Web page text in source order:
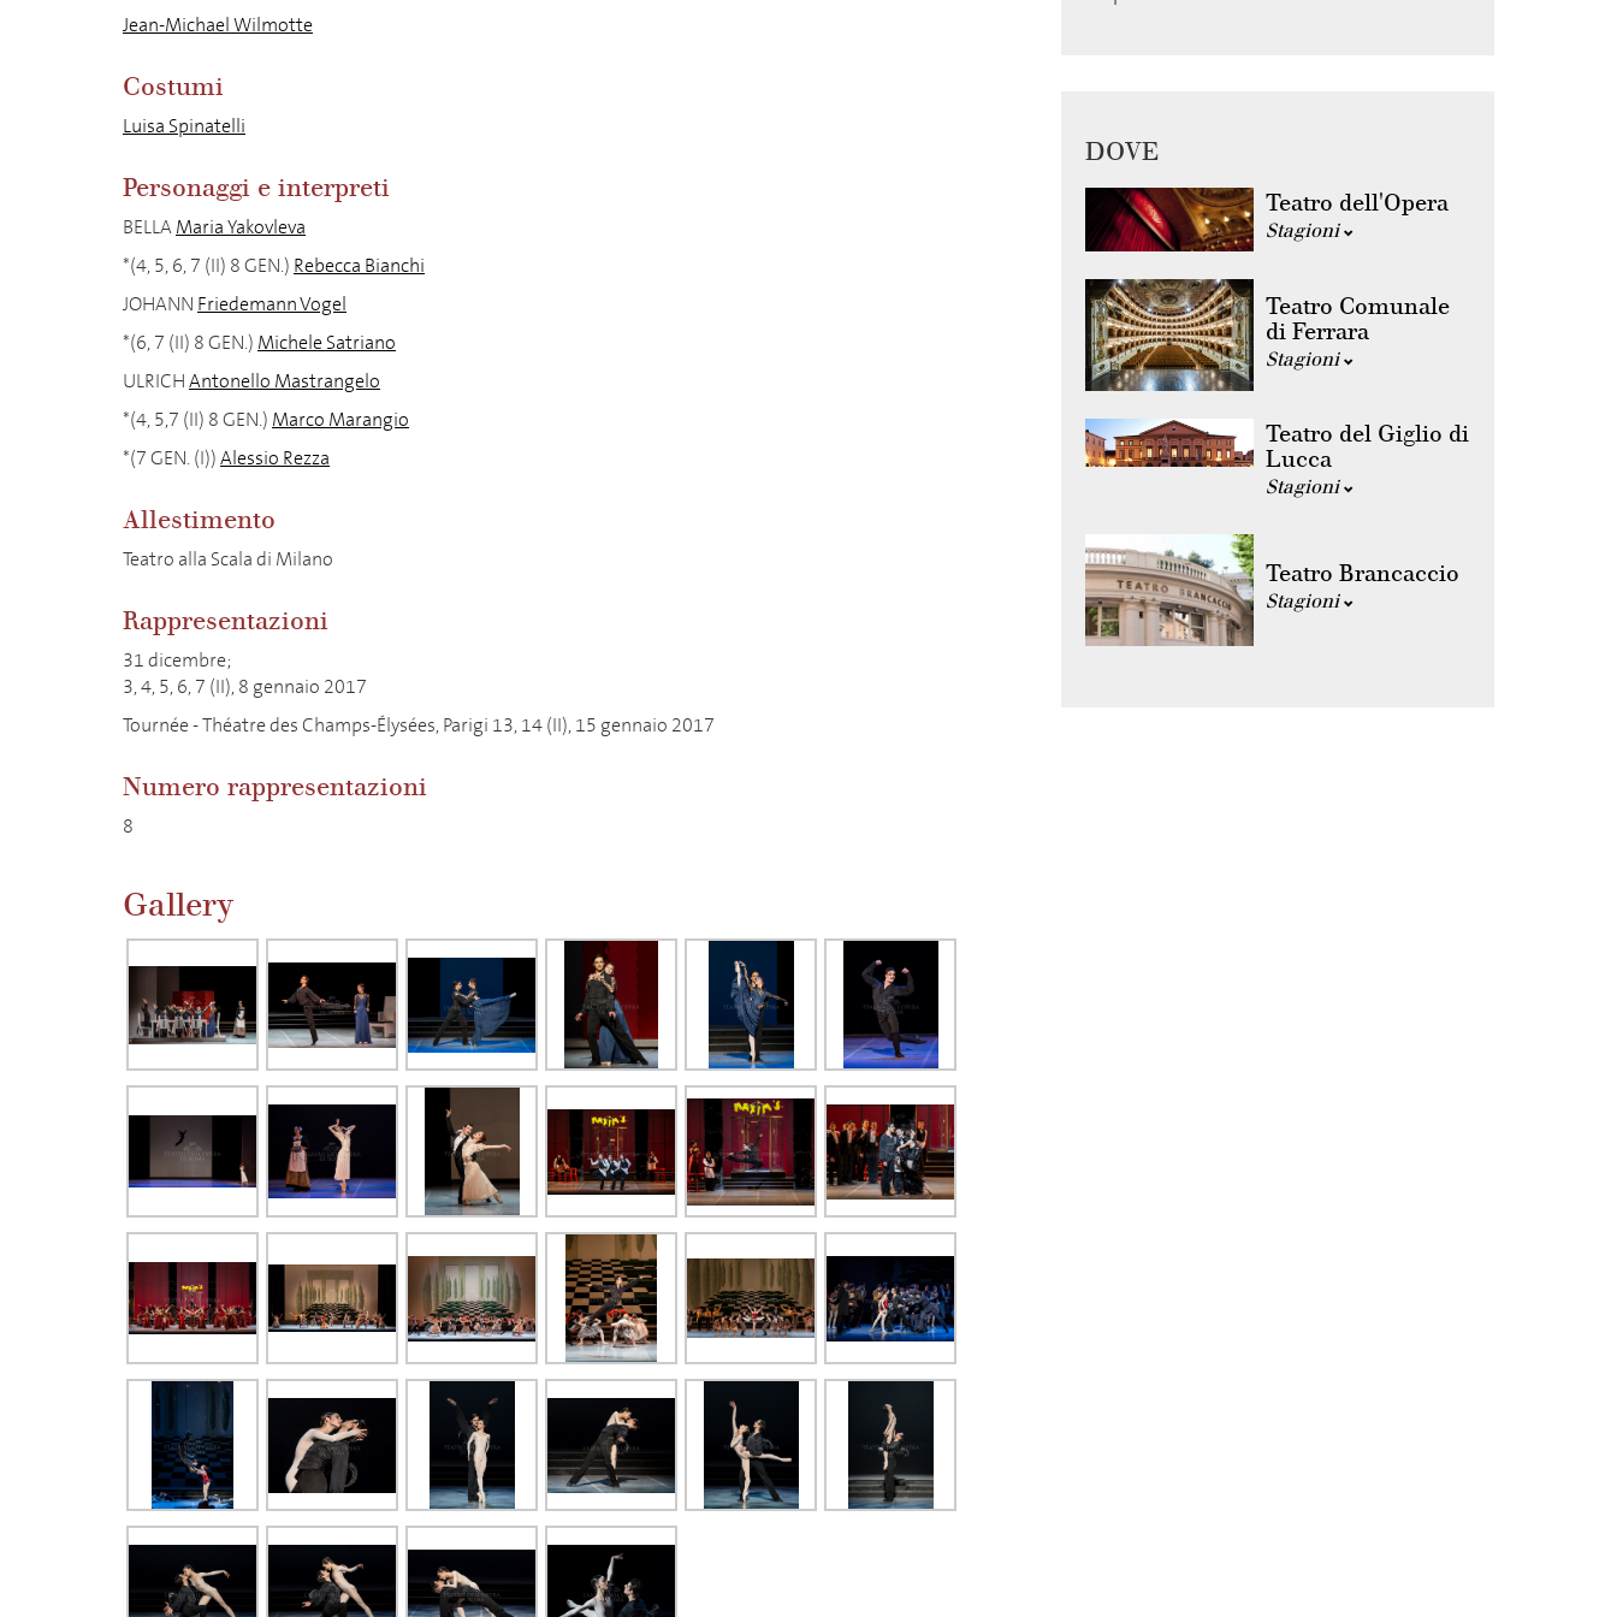
Jean-Michael Wilmotte
Costumi
Luisa Spinatelli
Personaggi e interpreti
BELLAMaria Yakovleva
*(4, 5, 6, 7 (II) 8 GEN.) Rebecca Bianchi
JOHANN Friedemann Vogel
*(6, 7 (II) 8 GEN.) Michele Satriano
ULRICHAntonello Mastrangelo
*(4, 5,7 (II) 8 GEN.) Marco Marangio
*(7 GEN. (I))Alessio Rezza
Allestimento
Teatro alla Scala di Milano
Rappresentazioni
31 dicembre;
3, 4, 5, 6, 7 (II), 8 gennaio 2017
Tournée - Théatre des Champs-Élysées, Parigi 13, 14 (II), 15 gennaio 2017
Numero rappresentazioni
8
Gallery
DOVE
Teatro dell'Opera
Stagioni
Teatro Comunale
di Ferrara
Stagioni
Teatro del Giglio di
Lucca
Stagioni
Teatro Brancaccio
Stagioni